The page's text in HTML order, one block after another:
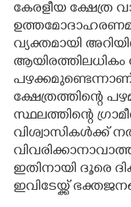
കേരളീയ ക്ഷേത്ര
വ്യക്തമായി
ക്ഷേത്രത്തിന്റെ
സ്ഥലത്തിന്റെ
വിശ്വാസികൾക്ക്
ഇതിനായി ദൂരെ
ഇവിടേയ്ക്ക്